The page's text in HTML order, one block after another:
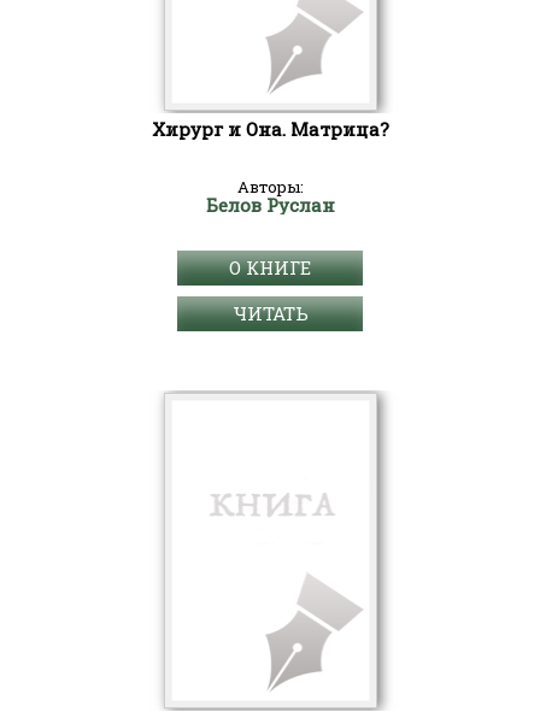
Хирург и Она. Матрица?
Авторы:
Белов Руслан
О КНИГЕ
ЧИТАТЬ